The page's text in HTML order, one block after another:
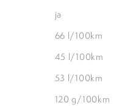
ja
66 l/100km
45 l/100km
53 l/100km
120 g/100km